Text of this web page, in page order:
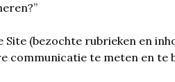
(bezochte rubrieken en
te meten en te